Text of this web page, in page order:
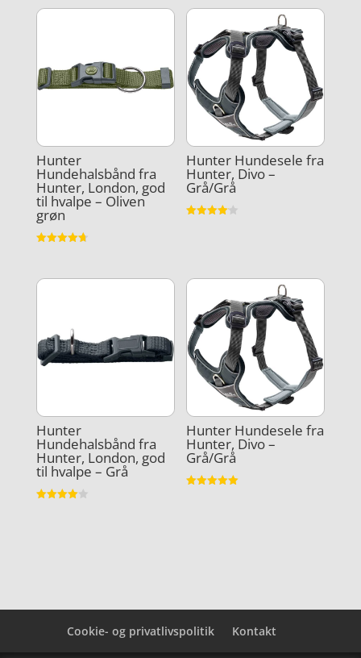
Hunter
Hundehalsbånd fra
Hunter, London, god
til hvalpe – Oliven
grøn
Hunter Hundesele fra
Hunter, Divo –
Grå/Grå
Hunter
Hundehalsbånd fra
Hunter, London, god
til hvalpe – Grå
Hunter Hundesele fra
Hunter, Divo –
Grå/Grå
Cookie- og privatlivspolitik Kontakt